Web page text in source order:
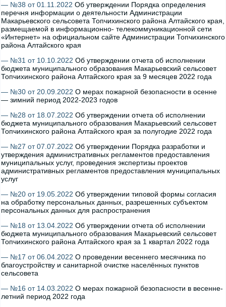
— №38 от 01.11.2022 Об утверждении Порядка определения
перечня информации о деятельности Администрации
Макарьевского сельсовета Топчихинского района Алтайского края,
размещаемой в информационно- телекоммуникационной сети
«Интернет» на официальном сайте Администрации Топчихинского
района Алтайского края
— №31 от 10.10.2022 Об утверждении отчета об исполнении
бюджета муниципального образования Макарьевский сельсовет
Топчихинского района Алтайского края за 9 месяцев 2022 года
— №30 от 20.09.2022 О мерах пожарной безопасности в осенне
— зимний период 2022-2023 годов
— №28 от 18.07.2022 Об утверждении отчета об исполнении
бюджета муниципального образования Макарьевский сельсовет
Топчихинского района Алтайского края за полугодие 2022 года
— №27 от 07.07.2022 Об утверждении Порядка разработки и
утверждения административных регламентов предоставления
муниципальных услуг, проведения экспертизы проектов
административных регламентов предоставления муниципальных
услуг
— №20 от 19.05.2022 Об утверждении типовой формы согласия
на обработку персональных данных, разрешенных субъектом
персональных данных для распространения
— №18 от 13.04.2022 Об утверждении отчета об исполнении
бюджета муниципального образования Макарьевский сельсовет
Топчихинского района Алтайского края за 1 квартал 2022 года
— №17 от 06.04.2022 О проведении весеннего месячника по
благоустройству и санитарной очистке населённых пунктов
сельсовета
— №16 от 14.03.2022 О мерах пожарной безопасности в весенне-
летний период 2022 года